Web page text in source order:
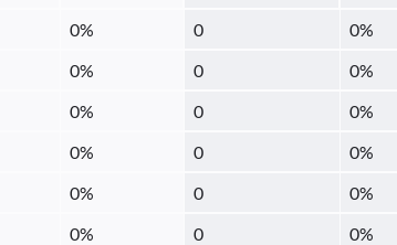
0% 0 0%
0% 0 0%
0% 0 0%
0% 0 0%
0% 0 0%
0% 0 0%